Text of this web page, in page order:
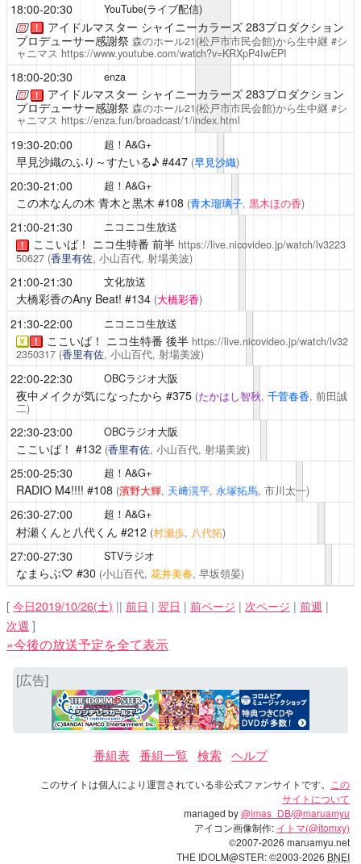
18:00-20:30 YouTube(ライブ配信)
！
アイドルマスター シャイニーカラーズ 283プロダクション
プロデューサー感謝祭 森のホール21(松戸市市民会館)から生中継 #シ
ャニマス https://www.youtube.com/watch?v=KRXpP4IwEPI
18:00-20:30 enza
！
アイドルマスター シャイニーカラーズ 283プロダクション
プロデューサー感謝祭 森のホール21(松戸市市民会館)から生中継 #シ
ャニマス https://enza.fun/broadcast/1/index.html
19:30-20:00 超！A&G+
早見沙織のふり～すたいる♪#447 (早見沙織)
20:30-21:00 超！A&G+
この木なんの木 青木と黒木 #108 (青木瑠璃子, 黒木ほの香)
21:00-21:30 ニコニコ生放送
！ ここいば！ ニコ生特番 前半 https://live.nicovideo.jp/watch/lv3223
50627 (香里有佐, 小山百代, 射場美波)
21:00-21:30 文化放送
大橋彩香のAny Beat! #134 (大橋彩香)
21:30-22:00 ニコニコ生放送
￥ ！ ここいば！ ニコ生特番 後半 https://live.nicovideo.jp/watch/lv32
2350317 (香里有佐, 小山百代, 射場美波)
22:00-22:30 OBCラジオ大阪
夜中メイクが気になったから #375 (たかはし智秋, 千菅春香, 前田誠
二)
22:30-23:00 OBCラジオ大阪
ここいば！ #132 (香里有佐, 小山百代, 射場美波)
25:00-25:30 超！A&G+
RADIO M4!!!! #108 (濱野大輝, 天﨑滉平, 永塚拓馬, 市川太一)
26:30-27:00 超！A&G+
村瀬くんと八代くん #212 (村瀬歩, 八代拓)
27:00-27:30 STVラジオ
なまらぶ♡ #30 (小山百代, 花井美春, 早坂領晏)
[ 今日2019/10/26(土) || 前日 | 翌日 | 前ページ | 次ページ | 前週 |
次週 ]
»今後の放送予定を全て表示
[広告]
番組表 番組一覧 検索 ヘルプ
このサイトは個人により運営されている非公式ファンサイトです。
この
サイトについて
managed by@imas_DB/@maruamyu
アイコン画像制作: イトマ(@itomxy)
©2007-2026 maruamyu.net
THE IDOLM@STER: ©2003-2026 BNEI